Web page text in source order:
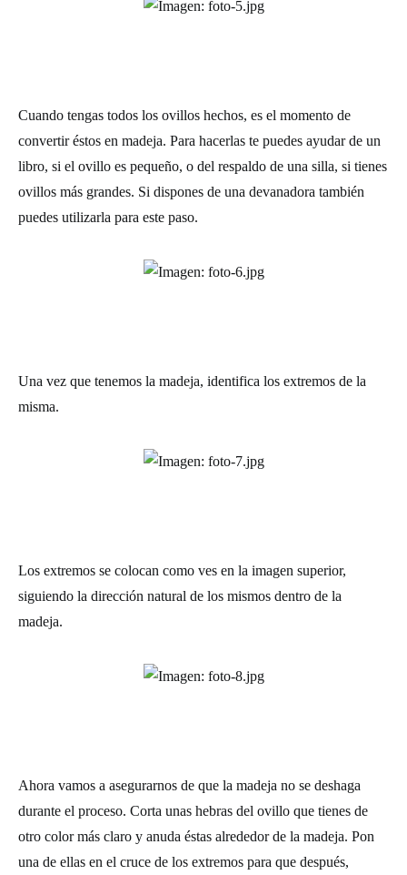
Cuando tengas todos los ovillos hechos, es el momento de
convertir éstos en madeja. Para hacerlas te puedes ayudar de un
libro, si el ovillo es pequeño, o del respaldo de una silla, si tienes
ovillos más grandes. Si dispones de una devanadora también
puedes utilizarla para este paso.
Una vez que tenemos la madeja, identifica los extremos de la
misma.
Los extremos se colocan como ves en la imagen superior,
siguiendo la dirección natural de los mismos dentro de la
madeja.
Ahora vamos a asegurarnos de que la madeja no se deshaga
durante el proceso. Corta unas hebras del ovillo que tienes de
otro color más claro y anuda éstas alrededor de la madeja. Pon
una de ellas en el cruce de los extremos para que después,